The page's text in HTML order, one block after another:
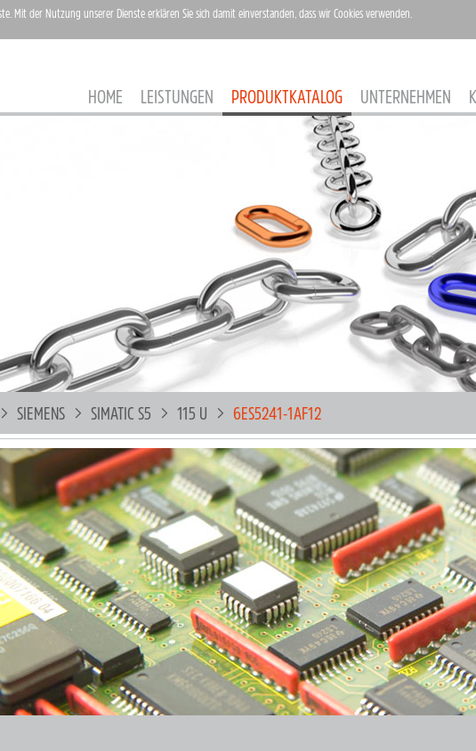
HOME LEISTUNGEN PRODUKTKATALOG UNTERNEHMEN
SIEMENS SIMATIC S5 115 U 6ES5241-1AF12
Mit der Nutzung unserer Dienste erklären Sie sich damit einverstanden, dass wir Cookies verwenden.